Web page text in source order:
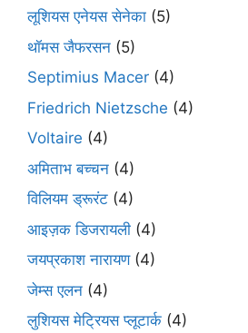
लूशियस एनेयस सेनेका (5)
थॉमस जैफरसन (5)
Septimius Macer (4)
Friedrich Nietzsche (4)
Voltaire (4)
अमिताभ बच्चन (4)
विलियम ड्रूरंट (4)
आइज़क डिजरायली (4)
जयप्रकाश नारायण(4)
जेम्स एलन (4)
लुशियस मेट्रियस प्लूटार्क (4)